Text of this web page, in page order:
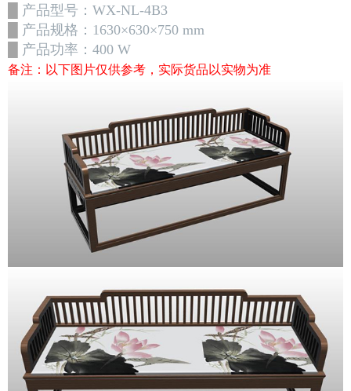
┗━定制生活馆
├─客厅家居系列
├─卧室家居系列
├─茶艺系列
├─商务产品系列
├─禅修系列
├─书房系列
├─精品体验区
产品型号： WX-NL-4B3
产品规格： 1630×630×750 mm
产品功率： 400 W
备注：以下图片仅供参考，实际货品以实物为准